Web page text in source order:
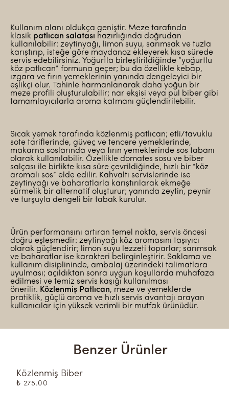
Kullanım alanı oldukça geniştir. Meze tarafında
klasik patlıcan salatası hazırlığında doğrudan
kullanılabilir: zeytinyağı, limon suyu, sarımsak ve tuzla
karıştırıp, isteğe göre maydanoz ekleyerek kısa sürede
servis edebilirsiniz. Yoğurtla birleştirildiğinde “yoğurtlu
köz patlıcan” formuna geçer; bu da özellikle kebap,
ızgara ve fırın yemeklerinin yanında dengeleyici bir
eşlikçi olur. Tahinle harmanlanarak daha yoğun bir
meze profili oluşturulabilir; nar ekşisi veya pul biber gibi
tamamlayıcılarla aroma katmanı güçlendirilebilir.
Sıcak yemek tarafında közlenmiş patlıcan; etli/tavuklu
sote tariflerinde, güveç ve tencere yemeklerinde,
makarna soslarında veya fırın yemeklerinde sos tabanı
olarak kullanılabilir. Özellikle domates sosu ve biber
salçası ile birlikte kısa süre çevrildiğinde, hızlı bir “köz
aromalı sos” elde edilir. Kahvaltı servislerinde ise
zeytinyağı ve baharatlarla karıştırılarak ekmeğe
sürmelik bir alternatif oluşturur; yanında zeytin, peynir
ve turşuyla dengeli bir tabak kurulur.
Ürün performansını artıran temel nokta, servis öncesi
doğru eşleşmedir: zeytinyağı köz aromasını taşıyıcı
olarak güçlendirir; limon suyu lezzeti toparlar; sarımsak
ve baharatlar ise karakteri belirginleştirir. Saklama ve
kullanım disiplininde, ambalaj üzerindeki talimatlara
uyulması; açıldıktan sonra uygun koşullarda muhafaza
edilmesi ve temiz servis kaşığı kullanılması
önerilir. Közlenmiş Patlıcan, meze ve yemeklerde
pratiklik, güçlü aroma ve hızlı servis avantajı arayan
kullanıcılar için yüksek verimli bir mutfak ürünüdür.
Benzer Ürünler
Közlenmiş Biber
₺ 275.00